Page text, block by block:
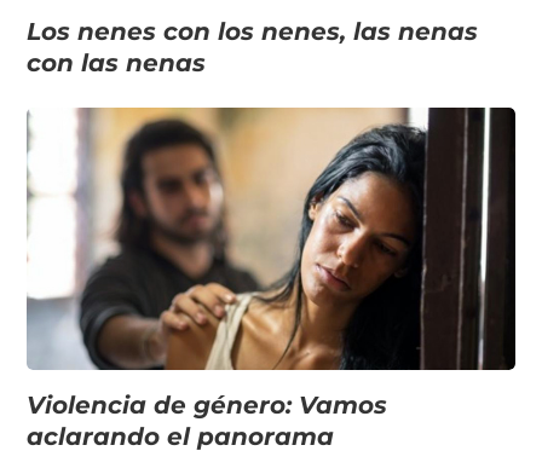
Los nenes con los nenes, las nenas
con las nenas
Violencia de género: Vamos
aclarando el panorama